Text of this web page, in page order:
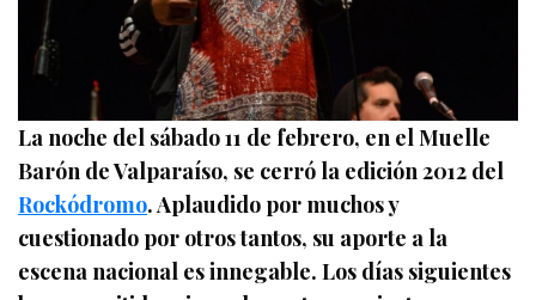
La noche del sábado 11 de febrero, en el Muelle
Barón de Valparaíso, se cerró la edición 2012 del
Rockódromo. Aplaudido por muchos y
cuestionado por otros tantos, su aporte a la
escena nacional es innegable. Los días siguientes